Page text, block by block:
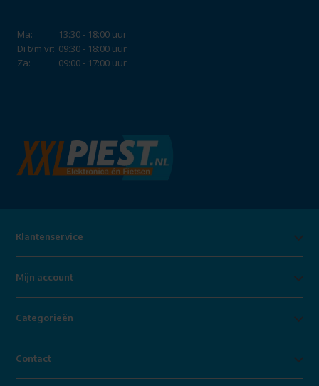
Ma:
13:30 - 18:00 uur
Di t/m vr: 09:30 - 18:00 uur
Za:
09:00 - 17:00 uur
Klantenservice
Mijn account
Categorieën
Contact